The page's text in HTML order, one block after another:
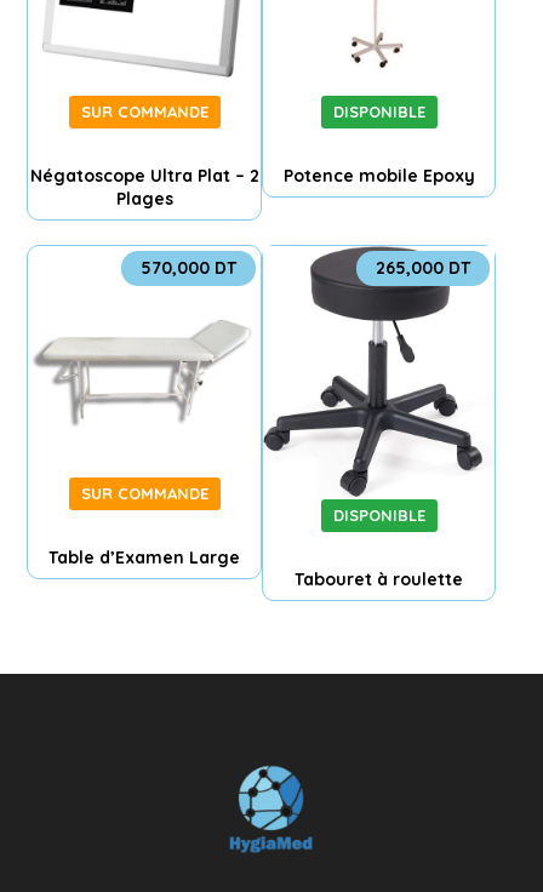
SUR COMMANDE
Négatoscope Ultra Plat – 2
Plages
DISPONIBLE
Potence mobile Epoxy
SUR COMMANDE
Table d’Examen Large
570,000 DT
DISPONIBLE
Tabouret à roulette
265,000 DT